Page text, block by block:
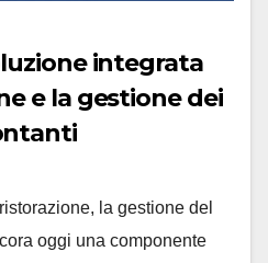
integrata
e la gestione dei
la gestione del
oggi una componente